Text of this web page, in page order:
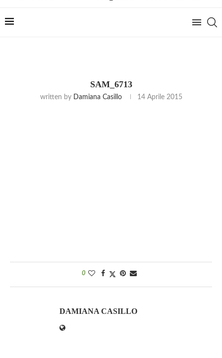
SAM_6713
written by Damiana Casillo 14 Aprile 2015
0
DAMIANA CASILLO